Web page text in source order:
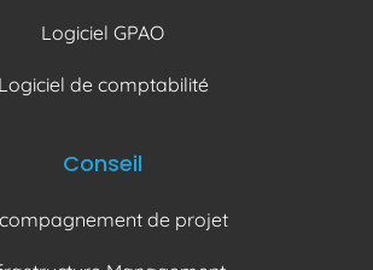
Logiciel GPAO
Logiciel de comptabilité
Conseil
de projet